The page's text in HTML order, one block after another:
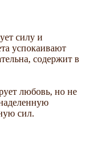
силу и
успокаивают
содержит в
любовь, но не
сил.